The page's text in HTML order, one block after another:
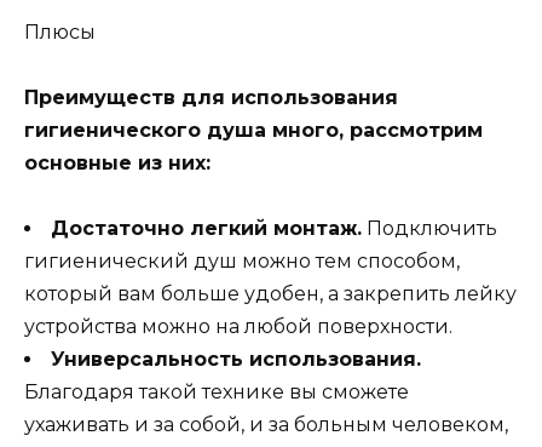
Плюсы
Преимуществ для использования
гигиенического душа много, рассмотрим
основные из них:
Достаточно легкий монтаж. Подключить
гигиенический душ можно тем способом,
который вам больше удобен, а закрепить лейку
устройства можно на любой поверхности.
Универсальность использования.
Благодаря такой технике вы сможете
ухаживать и за собой, и за больным человеком,